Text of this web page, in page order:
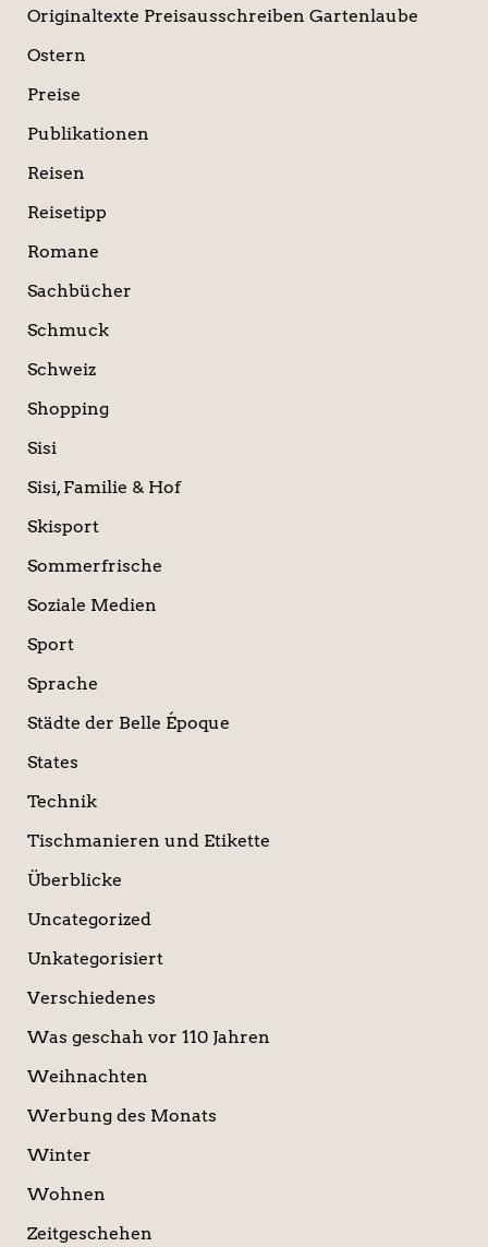
Originaltexte Preisausschreiben Gartenlaube
Ostern
Preise
Publikationen
Reisen
Reisetipp
Romane
Sachbücher
Schmuck
Schweiz
Shopping
Sisi
Sisi, Familie & Hof
Skisport
Sommerfrische
Soziale Medien
Sport
Sprache
Städte der Belle Époque
States
Technik
Tischmanieren und Etikette
Überblicke
Uncategorized
Unkategorisiert
Verschiedenes
Was geschah vor 110 Jahren
Weihnachten
Werbung des Monats
Winter
Wohnen
Zeitgeschehen